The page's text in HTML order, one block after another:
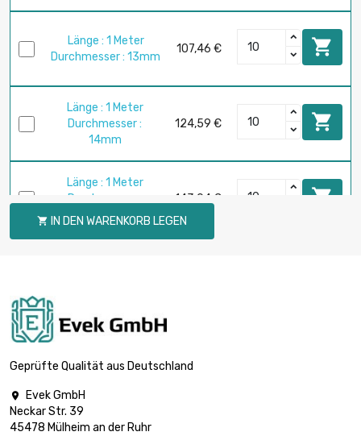
Länge : 1 Meter
Durchmesser : 13mm
107,46 € 
Länge : 1 Meter
Durchmesser :
14mm
124,59 € 
Länge : 1 Meter
Durchmesser :
15mm
143,04 € 
Länge : 1 Meter
18mm
Länge : 1 Meter
Durchmesser :
 IN DEN WARENKORB LEGEN
Geprüfte Qualität aus Deutschland

Evek GmbH
Neckar Str. 39
45478 Mülheim an der Ruhr